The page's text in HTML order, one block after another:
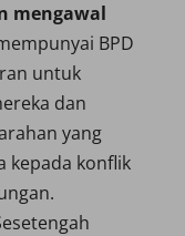
mengawal
BPD
untuk
dan
yang
kepada konflik